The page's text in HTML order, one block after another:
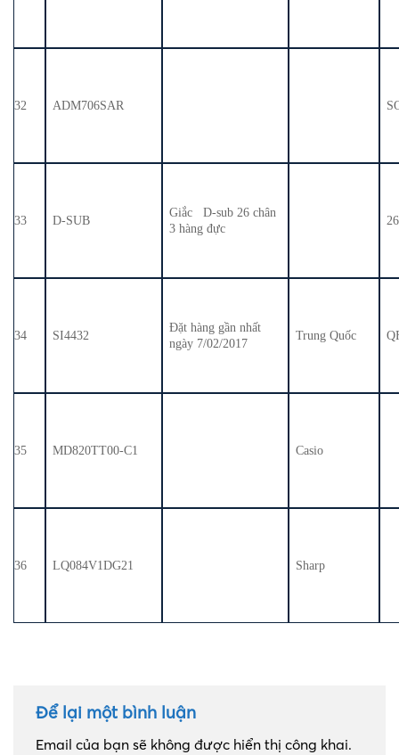
32 ADM706SAR
33 D-SUB
Giắc D-sub 26 chân
3 hàng đực
34 SI4432
Đặt hàng gần nhất
ngày 7/02/2017
Trung Quốc
35 MD820TT00-C1 Casio
36 LQ084V1DG21 Sharp
Để lại một bình luận
Email của bạn sẽ không được hiển thị công khai.